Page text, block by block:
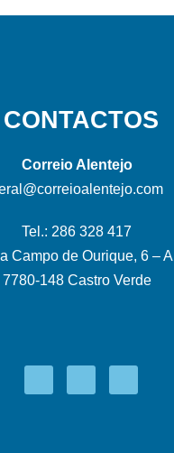
CONTACTOS
Correio Alentejo
Tel.: 286 328 417
Campo de Ourique, 6 – A
7780-148 Castro Verde